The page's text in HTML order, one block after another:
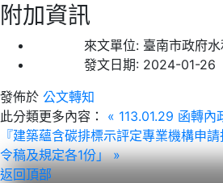
附加資訊
來文單位: 臺南市政府
發文日期: 2024-01-26
發佈於 公文轉知
此分類更多內容：
« 113.01.29 函轉
『建築蘊含碳排標示評定專業機構申
令稿及規定各1份」 »
返回頂部